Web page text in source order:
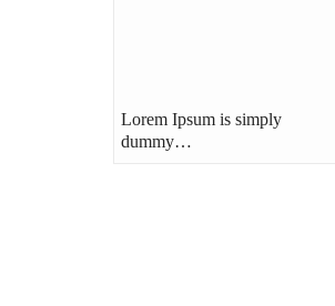
Lorem Ipsum is simply
dummy…